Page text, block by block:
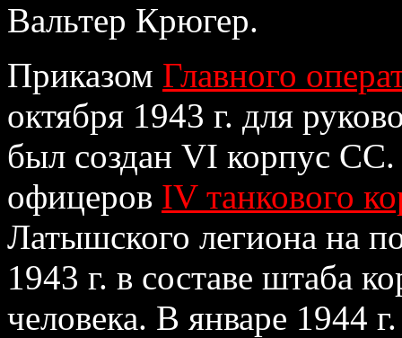
Вальтер Крюгер.
Приказом Главного
октября 1943 г. для
был создан VI корпус
офицеров IV танкового
Латышского легиона на
1943 г. в составе штаба
человека. В январе 1944